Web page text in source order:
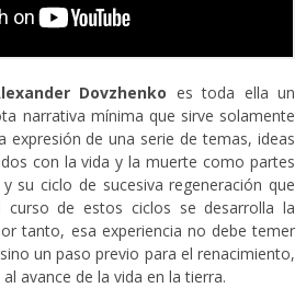
Dovzhenko es toda ella un
narrativa mínima que sirve solamente
expresión de una serie de temas, ideas
con la vida y la muerte como partes
su ciclo de sucesiva regeneración que
curso de estos ciclos se desarrolla la
tanto, esa experiencia no debe temer
un paso previo para el renacimiento,
avance de la vida en la tierra.